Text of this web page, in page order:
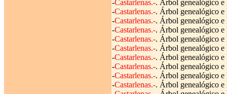
-Castarlenas.-. Árbol genealógico
-Castarlenas.-. Árbol genealógico
-Castarlenas.-. Árbol genealógico
-Castarlenas.-. Árbol genealógico
-Castarlenas.-. Árbol genealógico
-Castarlenas.-. Árbol genealógico
-Castarlenas.-. Árbol genealógico
-Castarlenas.-. Árbol genealógico
-Castarlenas.-. Árbol genealógico
-Castarlenas.-. Árbol genealógico